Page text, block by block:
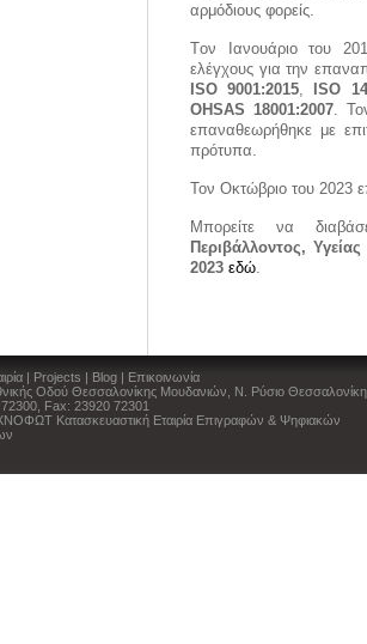
αρμόδιους φορείς.
Tον Ιανουάριο του
ελέγχους για την
ISO 9001:2015, ISO
ΟHSAS 18001:2007.
επαναθεωρήθηκε με
πρότυπα.
Τον Οκτώβριο του 2023
Mπορείτε να
Περιβάλλοντος,
2023 εδώ.
| Projects | Blog | Επικοινωνία
Οδού Θεσσαλονίκης Μουδανιών, Ν. Ρύσιο
Fax: 23920 72301
Κατασκευαστική Εταιρία Επιγραφών & Ψηφιακών